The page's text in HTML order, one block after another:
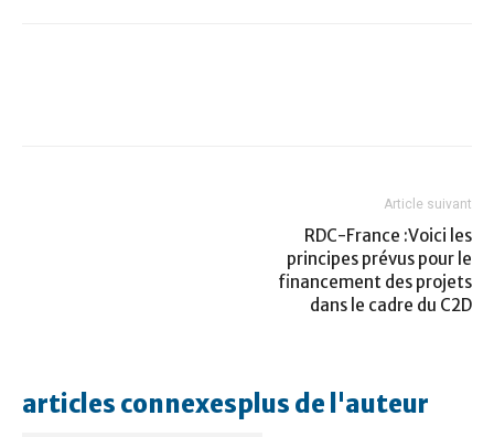
Article suivant
RDC-France :Voici les
principes prévus pour le
financement des projets
dans le cadre du C2D
articles connexesplus de l'auteur